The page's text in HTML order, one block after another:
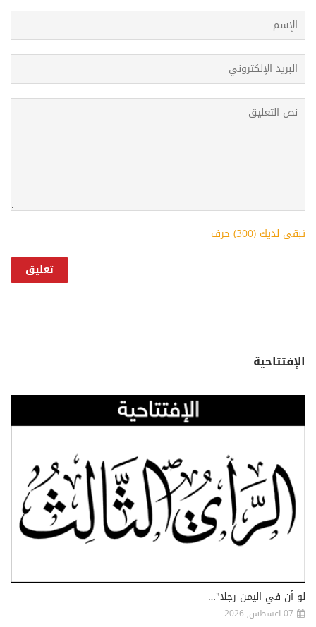
تبقى لديك (300) حرف
الإفتتاحية
لو أن في اليمن رجلا"…
07 اغسطس, 2026